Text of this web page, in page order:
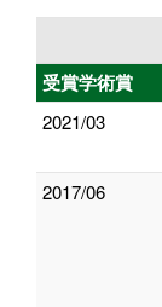
受賞学術賞
2021/03
2017/06